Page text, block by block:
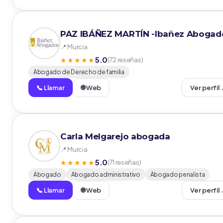
PAZ IBÁÑEZ MARTÍN -Ibañez
📍 Murcia
★★★★★5.0(72 reseñas)
Abogado de Derecho de familia
📞 Llamar 🌐 Web Ver perfil
Carla Melgarejo abogada
📍 Murcia
★★★★★5.0(71 reseñas)
Abogado Abogado administrativo Abogado penalista
📞 Llamar 🌐 Web Ver perfil